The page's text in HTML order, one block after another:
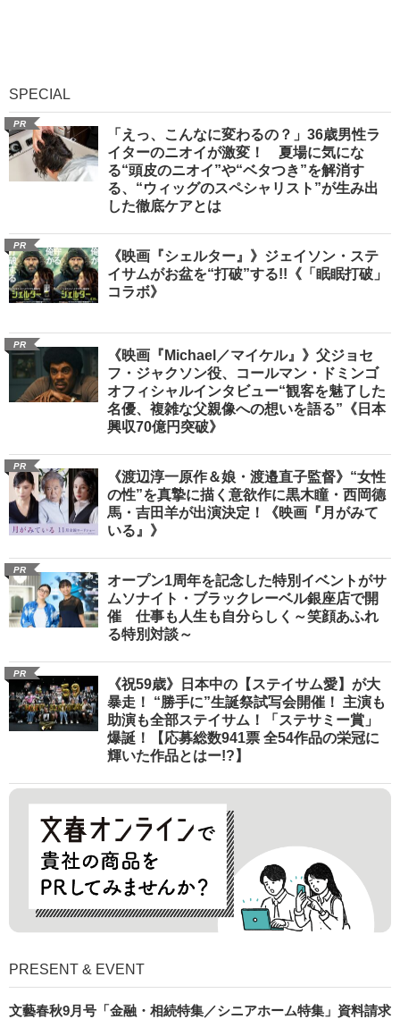
SPECIAL
PR
「えっ、こんなに変わるの？」36歳男性ラ
イターのニオイが激変！ 夏場に気にな
る“頭皮のニオイ”や“ベタつき”を解消す
る、“ウィッグのスペシャリスト”が生み出
した徹底ケアとは
PR
《映画『シェルター』》ジェイソン・ステ
イサムがお盆を“打破”する!!《「眠眠打破」
コラボ》
PR
《映画『Michael／マイケル』》父ジョセ
フ・ジャクソン役、コールマン・ドミンゴ
オフィシャルインタビュー“観客を魅了した
名優、複雑な父親像への想いを語る”《日本
興収70億円突破》
PR
《渡辺淳一原作＆娘・渡邉直子監督》“女性
の性”を真摯に描く意欲作に黒木瞳・西岡德
馬・吉田羊が出演決定！《映画『月がみて
いる』》
PR
オープン1周年を記念した特別イベントがサ
ムソナイト・ブラックレーベル銀座店で開
催 仕事も人生も自分らしく～笑顔あふれ
る特別対談～
PR
《祝59歳》日本中の【ステイサム愛】が大
暴走！ “勝手に”生誕祭試写会開催！ 主演も
助演も全部ステイサム！「ステサミー賞」
爆誕！【応募総数941票 全54作品の栄冠に
輝いた作品とはー!?】
PRESENT & EVENT
文藝春秋9月号「金融・相続特集／シニアホーム特集」資料請求